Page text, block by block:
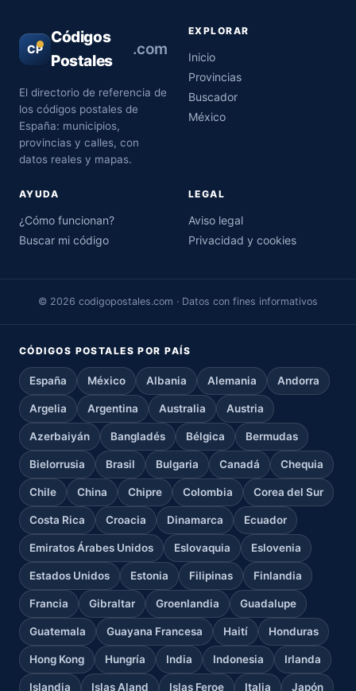
CP
Códigos
Postales
.com
El directorio de referencia de
los códigos postales de
España: municipios,
provincias y calles, con
datos reales y mapas.
EXPLORAR
Inicio
Provincias
Buscador
México
AYUDA
¿Cómo funcionan?
Buscar mi código
LEGAL
Aviso legal
Privacidad y cookies
© 2026 codigopostales.com · Datos con fines informativos
CÓDIGOS POSTALES POR PAÍS
España México Albania Alemania Andorra
Argelia Argentina Australia Austria
Azerbaiyán Bangladés Bélgica Bermudas
Bielorrusia Brasil Bulgaria Canadá Chequia
Chile China Chipre Colombia Corea del Sur
Costa Rica Croacia Dinamarca Ecuador
Emiratos Árabes Unidos Eslovaquia Eslovenia
Estados Unidos Estonia Filipinas Finlandia
Francia Gibraltar Groenlandia Guadalupe
Guatemala Guayana Francesa Haití Honduras
Hong Kong Hungría India Indonesia Irlanda
Islandia Islas Aland Islas Feroe Italia Japón